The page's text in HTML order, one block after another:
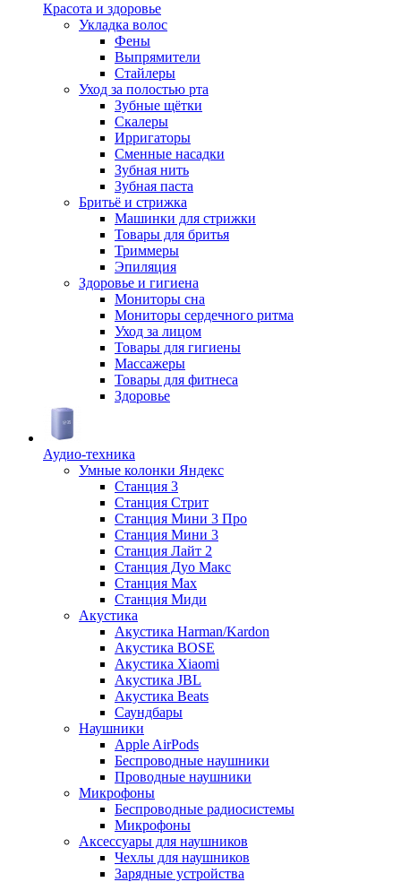
Красота и здоровье
Укладка волос
Фены
Выпрямители
Стайлеры
Уход за полостью рта
Зубные щётки
Скалеры
Ирригаторы
Сменные насадки
Зубная нить
Зубная паста
Бритьё и стрижка
Машинки для стрижки
Товары для бритья
Триммеры
Эпиляция
Здоровье и гигиена
Мониторы сна
Мониторы сердечного ритма
Уход за лицом
Товары для гигиены
Массажеры
Товары для фитнеса
Здоровье
Аудио-техника
Умные колонки Яндекс
Станция 3
Станция Стрит
Станция Мини 3 Про
Станция Мини 3
Станция Лайт 2
Станция Дуо Макс
Станция Max
Станция Миди
Акустика
Акустика Harman/Kardon
Акустика BOSE
Акустика Xiaomi
Акустика JBL
Акустика Beats
Саундбары
Наушники
Apple AirPods
Беспроводные наушники
Проводные наушники
Микрофоны
Беспроводные радиосистемы
Микрофоны
Аксессуары для наушников
Чехлы для наушников
Зарядные устройства